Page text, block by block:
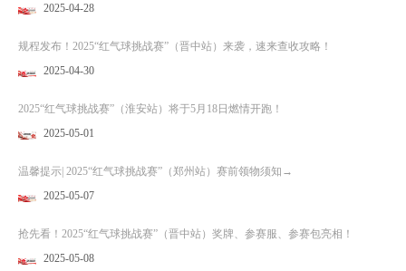
2025-04-28
规程发布！2025“红气球挑战赛”（晋中站）来袭，速来查收攻略！
2025-04-30
2025“红气球挑战赛”（淮安站）将于5月18日燃情开跑！
2025-05-01
温馨提示| 2025“红气球挑战赛”（郑州站）赛前领物须知→
2025-05-07
抢先看！2025“红气球挑战赛”（晋中站）奖牌、参赛服、参赛包亮相！
2025-05-08